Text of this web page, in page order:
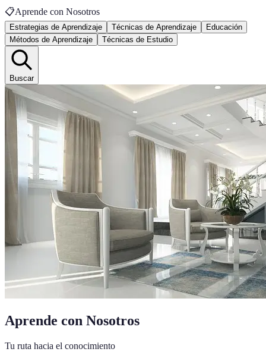
📋Aprende con Nosotros
Estrategias de Aprendizaje Técnicas de Aprendizaje
Educación
Métodos de Aprendizaje
Técnicas de Estudio
Buscar
Aprende con Nosotros
Tu ruta hacia el conocimiento